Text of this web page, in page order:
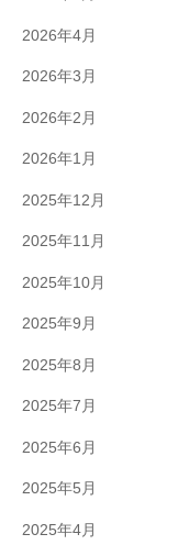
2026年4月
2026年3月
2026年2月
2026年1月
2025年12月
2025年11月
2025年10月
2025年9月
2025年8月
2025年7月
2025年6月
2025年5月
2025年4月